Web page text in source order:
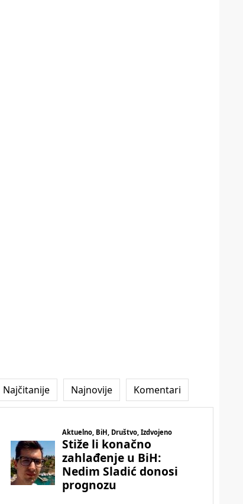
Najčitanije Najnovije Komentari